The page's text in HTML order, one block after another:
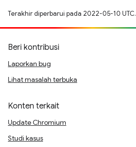
Terakhir diperbarui pada 2022-05-10 UTC.
Beri kontribusi
Laporkan bug
Lihat masalah terbuka
Konten terkait
Update Chromium
Studi kasus